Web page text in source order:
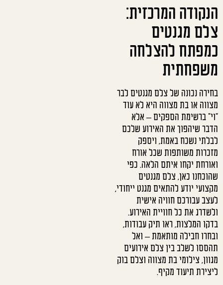
הנקודה המרכזית:
צלם מגנטים
כמפתח להצלחה
משפחתית
בחירה נכונה של צלם מגנטים לבר
מצווה או בת מצווה היא לא עוד
"וי" ברשימת הספקים – אלא
הדבר שיהפוך את האירוע שלכם
לבלתי נשכח באמת, ויספק
מזכרות משותפות שכל אורח
ואורחת יקחו איתם הלאה. כפי
שהוכחנו כאן, צלם מגנטים
מקצועי יודע להתאים מגנט ייחודי,
לעצב עבורכם חוויה אישית
ולשדרג את כל חוויית האירוע.
בדקו המלצות, ראו תיק עבודות,
ובחרו חבילה מותאמת – ואל
תהססו לשלב בין צלם אירועים
מגוון, צילומי בת מצווה וצלם בוק
ליצירת תיעוד מקיף.